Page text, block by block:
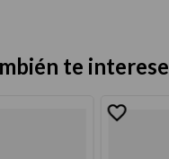
te interese